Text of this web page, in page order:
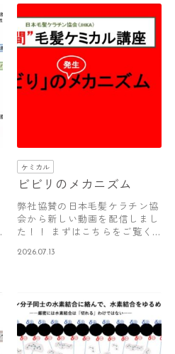
ケミカル
ビビリのメカニズム
弊社協賛の日本毛髪ケラチン協
会から新しい動画を配信しまし
た！！ まずはこちらをご覧く
2026.07.13